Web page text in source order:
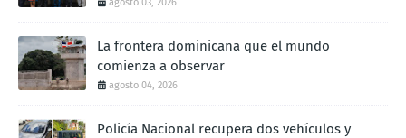
La frontera dominicana que el mundo
comienza a observar
agosto 04, 2026
Policía Nacional recupera dos vehículos y